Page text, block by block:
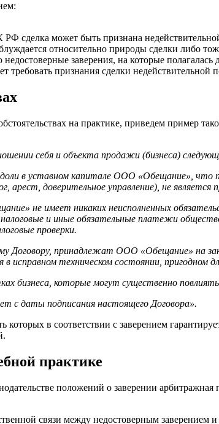
РФ сделка может быть признана
относительно природы сделки либо
заверения, на которые
требовать признания сделки
на практике, приведем пример
себя и объекта продажи (бизнеса)
доли в уставном капитале ООО «Обещание»,
арест, доверительное управление), не
не имеет никаких неисполненных
и иные обязательные платежи
проверки.
Договору, принадлежат ООО «Обещание» на
исправном техническом состоянии, пригодном
бизнеса, которые могут существенно
с даты подписания настоящего Договора».
которых в соответствии с заверением
практике
положений о заверении
связи между недостоверным